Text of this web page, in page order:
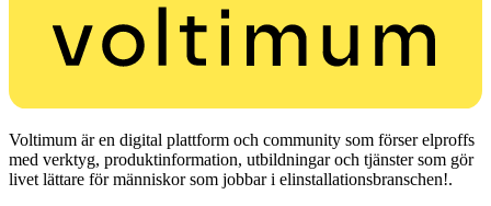
Voltimum är en digital plattform och community som förser elproffs
med verktyg, produktinformation, utbildningar och tjänster som gör
livet lättare för människor som jobbar i elinstallationsbranschen!.